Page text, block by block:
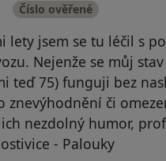
Číslo ověřené
lety jsem se tu léčil s
Nejenže se můj
teď 75) funguji bez
znevýhodnění či
nezdolný humor,
- Palouky